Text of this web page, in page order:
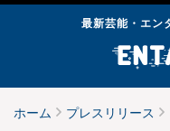
最新芸能・エン
ホーム プレスリリース